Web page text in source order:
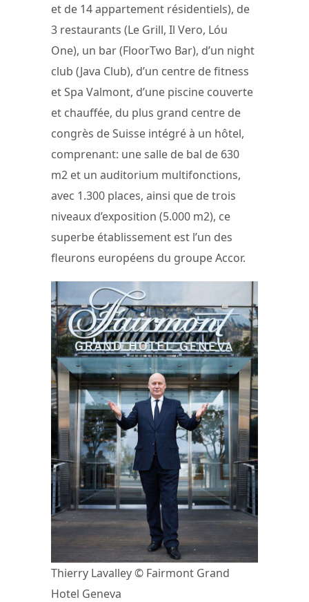
et de 14 appartement résidentiels), de
3 restaurants (Le Grill, Il Vero, Lóu
One), un bar (FloorTwo Bar), d’un night
club (Java Club), d’un centre de fitness
et Spa Valmont, d’une piscine couverte
et chauffée, du plus grand centre de
congrès de Suisse intégré à un hôtel,
comprenant: une salle de bal de 630
m2 et un auditorium multifonctions,
avec 1.300 places, ainsi que de trois
niveaux d’exposition (5.000 m2), ce
superbe établissement est l’un des
fleurons européens du groupe Accor.
Thierry Lavalley © Fairmont Grand
Hotel Geneva